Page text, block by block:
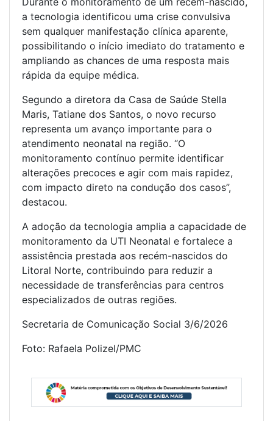
a tecnologia identificou uma crise convulsiva
sem qualquer manifestação clínica aparente,
possibilitando o início imediato do tratamento e
ampliando as chances de uma resposta mais
rápida da equipe médica.
Segundo a diretora da Casa de Saúde Stella
Maris, Tatiane dos Santos, o novo recurso
representa um avanço importante para o
atendimento neonatal na região. “O
monitoramento contínuo permite identificar
alterações precoces e agir com mais rapidez,
com impacto direto na condução dos casos”,
destacou.
A adoção da tecnologia amplia a capacidade de
monitoramento da UTI Neonatal e fortalece a
assistência prestada aos recém-nascidos do
Litoral Norte, contribuindo para reduzir a
necessidade de transferências para centros
especializados de outras regiões.
Secretaria de Comunicação Social 3/6/2026
Foto: Rafaela Polizel/PMC